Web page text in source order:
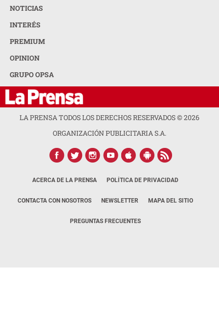
NOTICIAS
INTERÉS
PREMIUM
OPINION
GRUPO OPSA
LA PRENSA TODOS LOS DERECHOS RESERVADOS ©2026
ORGANIZACIÓN PUBLICITARIA S.A.
ACERCA DE LA PRENSA POLÍTICA DE PRIVACIDAD
CONTACTA CON NOSOTROS NEWSLETTER MAPA DEL SITIO
PREGUNTAS FRECUENTES